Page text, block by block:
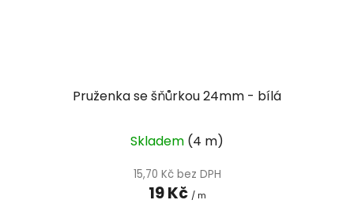
Pruženka se šňůrkou 24mm - bílá
Skladem (4 m)
15,70 Kč bez DPH
19 Kč / m